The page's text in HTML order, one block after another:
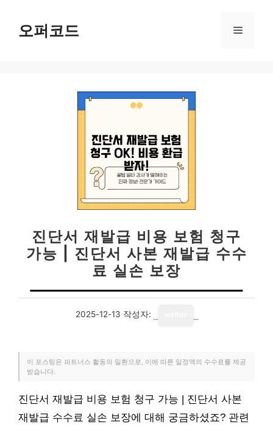
오퍼코드 메
진단서 재발급 비용 보험 청구
가능 | 진단서 사본 재발급 수수
료 실손 보장
2025-12-13 작성자:
이 포스팅은 파트너스 활동의 일환으로, 이에 따른 일정액의 수수료를 제공
받습니다.
진단서 재발급 비용 보험 청구 가능 | 진단서 사본
재발급 수수료 실손 보장에 대해 궁금하셨죠? 관련